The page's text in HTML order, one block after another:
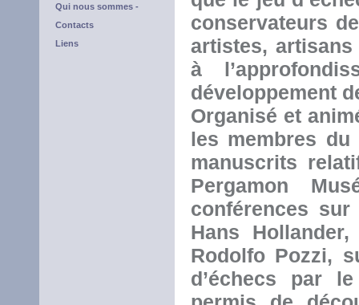
Qui nous sommes -
Contacts
Liens
conservateurs
artistes,
à
développement
Organisé et
les membres
manuscrits
Pergamon
conférences
Hans
Rodolfo Pozzi,
d’échecs par